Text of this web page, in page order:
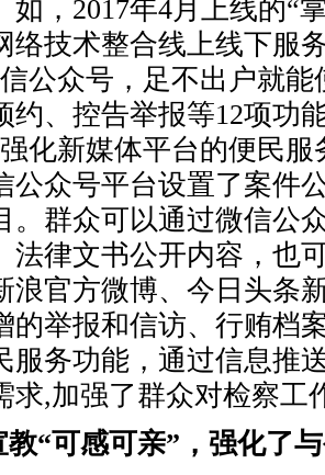
如，2017年4月上线的“
络技术整合线上线下服
公众号，足不出户就
约、控告举报等12项功
化新媒体平台的便民
公众号平台设置了案件
。群众可以通过微信公
法律文书公开内容，也
浪官方微博、今日头条
的举报和信访、行贿档
服务功能，通过信息推
求,加强了群众对检察工
教“可感可亲”，强化了